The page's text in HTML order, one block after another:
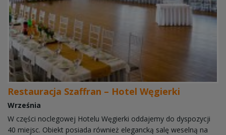
Restauracja Szaffran – Hotel Węgierki
Września
W części noclegowej Hotelu Węgierki oddajemy do dyspozycji
40 miejsc. Obiekt posiada również elegancką salę weselną na